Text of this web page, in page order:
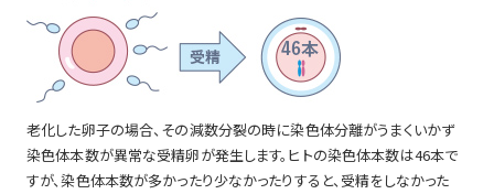
老化した卵子の場合、その減数分裂の時に染色体分離がうまくいかず
染色体本数が異常な受精卵が発生します。ヒトの染色体本数は46本で
すが、染色体本数が多かったり少なかったりすると、受精をしなかった